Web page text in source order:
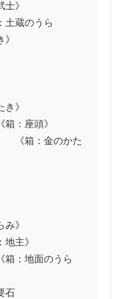
》
うら
》
》
かた
》
》
のうら